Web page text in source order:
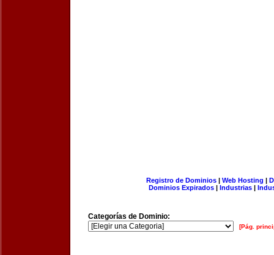
Registro de Dominios| Web Hosting |
Dominios Expirados | Industrias |
Categorías de Dominio:
[Pág.